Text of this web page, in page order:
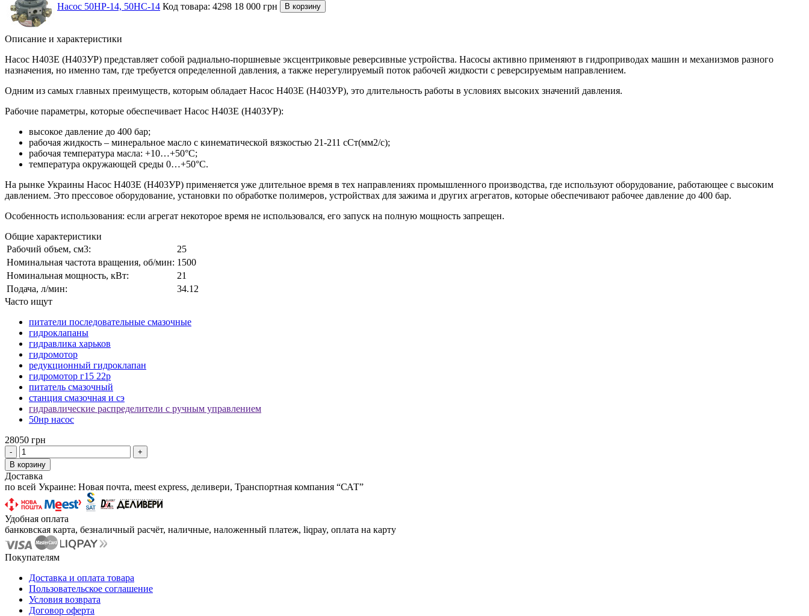
Насос 50НР-14, 50НС-14 Код товара: 4298 18 000 грн В корзину
Описание и характеристики
Насос Н403Е (Н403УР) представляет собой радиально-поршневые эксцентриковые реверсивные устройства. Насосы активно применяют в гидроприводах машин и механизмов разного
назначения, но именно там, где требуется определенной давления, а также нерегулируемый поток рабочей жидкости с реверсируемым направлением.
Одним из самых главных преимуществ, которым обладает Насос Н403Е (Н403УР), это длительность работы в условиях высоких значений давления.
Рабочие параметры, которые обеспечивает Насос Н403Е (Н403УР):
высокое давление до 400 бар;
рабочая жидкость – минеральное масло с кинематической вязкостью 21-211 сСт(мм2/с);
рабочая температура масла: +10…+50°С;
температура окружающей среды 0…+50°С.
На рынке Украины Насос Н403Е (Н403УР) применяется уже длительное время в тех направлениях промышленного производства, где используют оборудование, работающее с высоким
давлением. Это прессовое оборудование, установки по обработке полимеров, устройствах для зажима и других агрегатов, которые обеспечивают рабочее давление до 400 бар.
Особенность использования: если агрегат некоторое время не использовался, его запуск на полную мощность запрещен.
Общие характеристики
Рабочий объем, см3:
25
Номинальная частота вращения, об/мин: 1500
Номинальная мощность, кВт:
21
Подача, л/мин:
34.12
Часто ищут
питатели последовательные смазочные
гидроклапаны
гидравлика харьков
гидромотор
редукционный гидроклапан
гидромотор г15 22р
питатель смазочный
станция смазочная и сэ
гидравлические распределители с ручным управлением
50нр насос
28050 грн
-
+
В корзину
Доставка
по всей Украине: Новая почта, meest express, деливери, Транспортная компания “САТ”
Удобная оплата
банковская карта, безналичный расчёт, наличные, наложенный платеж, liqpay, оплата на карту
Покупателям
Доставка и оплата товара
Пользовательское соглашение
Условия возврата
Договор оферта